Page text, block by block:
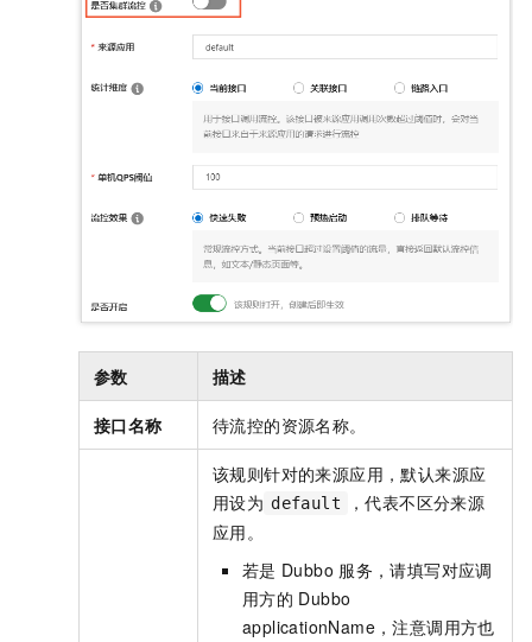
参数 描述
接口名称 待流控的资源名称。
该规则针对的来源应用，默认来源应
用设为 default
，代表不区分来源
应用。
若是 Dubbo 服务，请填写对应调
用方的 Dubbo
applicationName，注意调用方也